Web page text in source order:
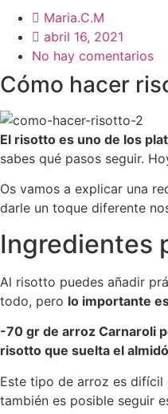
Maria.C.M
abril 16, 2021
No hay comentarios
Cómo hacer
El risotto es uno de los
sabes qué pasos seguir.
Os vamos a explicar una
darle un toque diferente
Ingredientes
Al risotto puedes añadir
todo, pero lo importante
-70 gr de arroz Carnaroli
risotto que suelta el
Este tipo de arroz es difícil
también es posible seguir